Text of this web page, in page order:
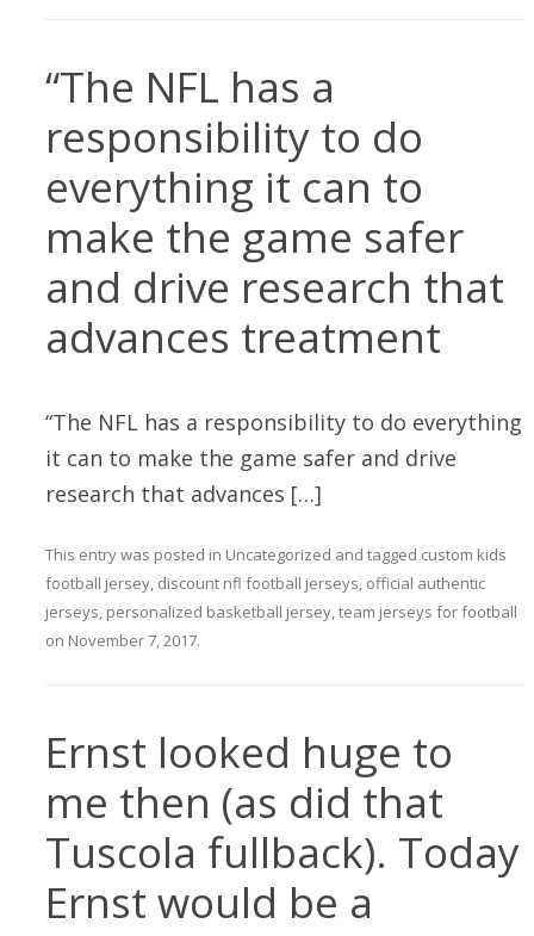
“The NFL has a
responsibility to do
everything it can to
make the game safer
and drive research that
advances treatment
“The NFL has a responsibility to do everything
it can to make the game safer and drive
research that advances […]
This entry was posted in Uncategorized and tagged custom kids
football jersey, discount nfl football jerseys, official authentic
jerseys, personalized basketball jersey,team jerseys for football
on November 7, 2017.
Ernst looked huge to
me then (as did that
Tuscola fullback). Today
Ernst would be a